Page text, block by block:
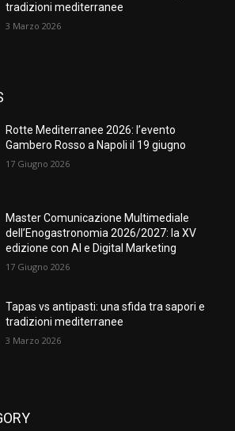
tradizioni mediterranee
3 Marzo 2026
Rotte Mediterranee 2026: l’evento
Gambero Rosso a Napoli il 19 giugno
17 Giugno 2026
Master Comunicazione Multimediale
dell’Enogastronomia 2026/2027: la XV
edizione con AI e Digital Marketing
17 Giugno 2026
Tapas vs antipasti: una sfida tra sapori e
tradizioni mediterranee
3 Marzo 2026